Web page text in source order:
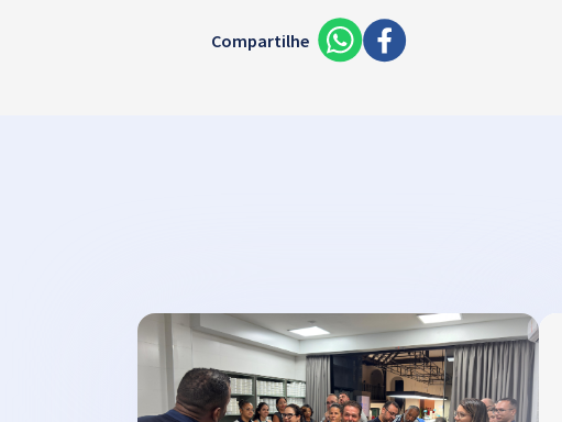
Compartilhe